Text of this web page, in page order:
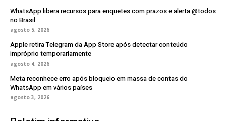
WhatsApp libera recursos para enquetes com prazos e alerta @todos
no Brasil
agosto 5, 2026
Apple retira Telegram da App Store após detectar conteúdo
impróprio temporariamente
agosto 4, 2026
Meta reconhece erro após bloqueio em massa de contas do
WhatsApp em vários países
agosto 3, 2026